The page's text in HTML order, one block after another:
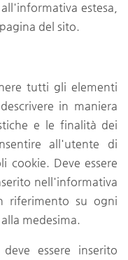
estesa,
del sito.
tutti gli elementi
in maniera
e le finalità dei
all'utente di
cookie. Deve essere
nell'informativa
riferimento su ogni
medesima.
essere inserito